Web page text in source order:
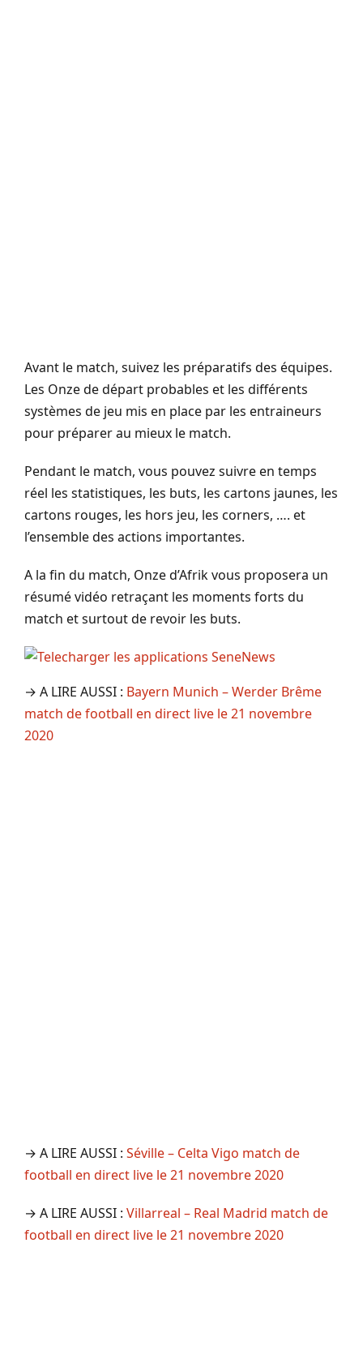
Avant le match, suivez les préparatifs des équipes.
Les Onze de départ probables et les différents
systèmes de jeu mis en place par les entraineurs
pour préparer au mieux le match.
Pendant le match, vous pouvez suivre en temps
réel les statistiques, les buts, les cartons jaunes, les
cartons rouges, les hors jeu, les corners, …. et
l’ensemble des actions importantes.
A la fin du match, Onze d’Afrik vous proposera un
résumé vidéo retraçant les moments forts du
match et surtout de revoir les buts.
→ A LIRE AUSSI : Bayern Munich – Werder Brême
match de football en direct live le 21 novembre
2020
→ A LIRE AUSSI : Séville – Celta Vigo match de
football en direct live le 21 novembre 2020
→ A LIRE AUSSI : Villarreal – Real Madrid match de
football en direct live le 21 novembre 2020